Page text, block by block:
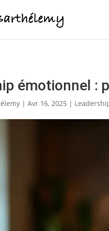
Votre QE est 2 fois
émotionnel :
|Avr 16, 2025 |